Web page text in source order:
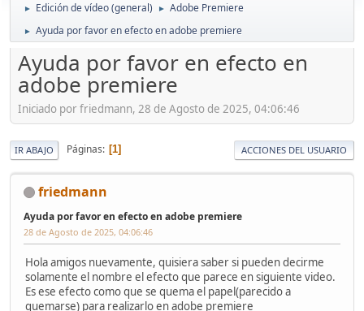
► Edición de vídeo (general) ► Adobe Premiere
► Ayuda por favor en efecto en adobe premiere
Ayuda por favor en efecto en
adobe premiere
Iniciado por friedmann, 28 de Agosto de 2025, 04:06:46
IR ABAJO Páginas 1 ACCIONES DEL USUARIO
friedmann
Ayuda por favor en efecto en adobe premiere
28 de Agosto de 2025, 04:06:46
Hola amigos nuevamente, quisiera saber si pueden decirme
solamente el nombre el efecto que parece en siguiente video.
Es ese efecto como que se quema el papel(parecido a
quemarse) para realizarlo en adobe premiere